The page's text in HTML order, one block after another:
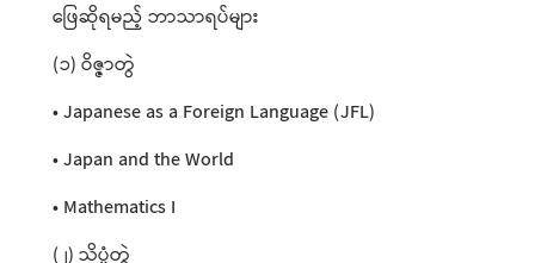
ဖြေဆိုရမည့် ဘာသာရပ်များ
(၁) ဝိဇ္ဇာတွဲ
• Japanese as a Foreign Language (JFL)
• Japan and the World
• Mathematics I
(၂) သိပ္ပံတွဲ